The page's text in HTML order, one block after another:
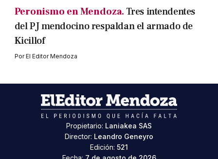
Peronismo en Mendoza. Tres intendentes
del PJ mendocino respaldan el armado de
Kicillof
PorEl Editor Mendoza
Propietario: Laniakea SAS
Director: Leandro Geneyro
Edición: 521